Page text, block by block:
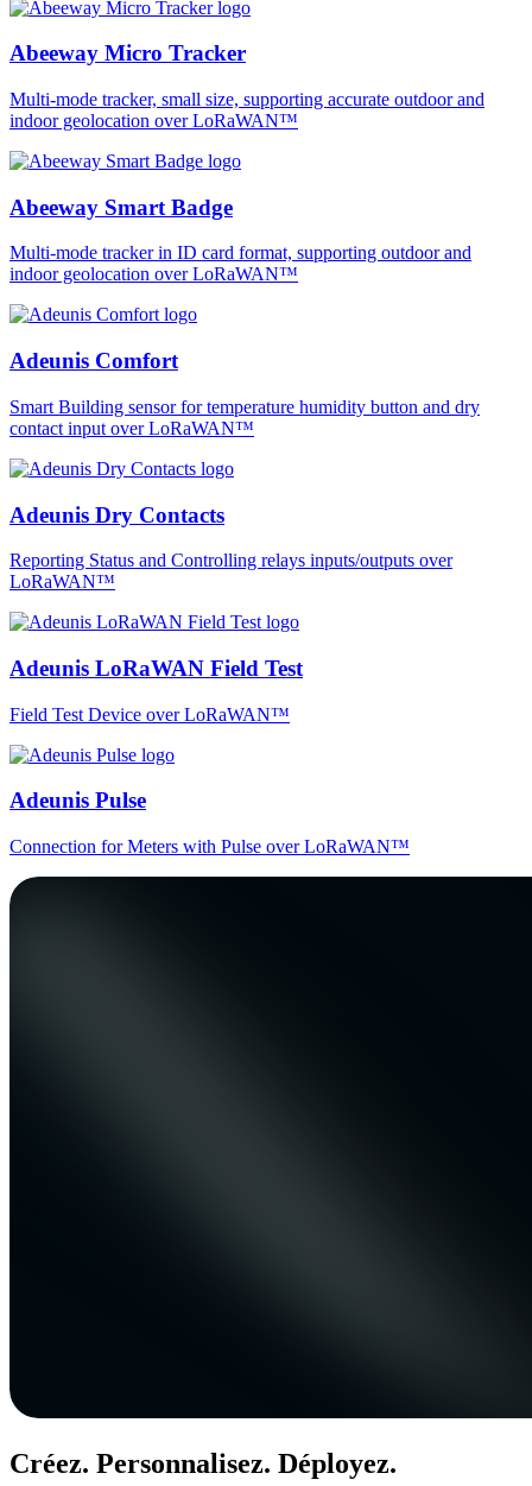
Abeeway Micro Tracker
Multi-mode tracker, small size, supporting accurate outdoor and
indoor geolocation over LoRaWAN™
Abeeway Smart Badge
Multi-mode tracker in ID card format, supporting outdoor and
indoor geolocation over LoRaWAN™
Adeunis Comfort
Smart Building sensor for temperature humidity button and dry
contact input over LoRaWAN™
Adeunis Dry Contacts
Reporting Status and Controlling relays inputs/outputs over
LoRaWAN™
Adeunis LoRaWAN Field Test
Field Test Device over LoRaWAN™
Adeunis Pulse
Connection for Meters with Pulse over LoRaWAN™
Créez. Personnalisez. Déployez.